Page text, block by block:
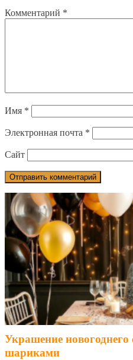
Комментарий *
Имя *
Электронная почта *
Сайт
Украшение
шариками